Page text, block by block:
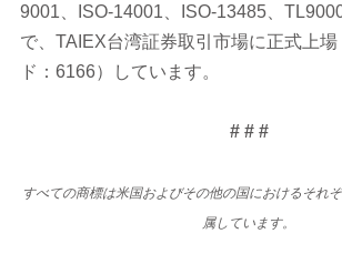
9001、ISO-14001、ISO-13485、
で、TAIEX台湾証券取引市場に正式上
ド：6166）しています。
# # #
すべての商標は米国およびその他の国におけるそれ
属しています。